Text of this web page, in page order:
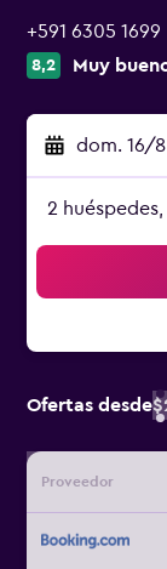
+591 6305 1699
8,2 Muy
dom. 16/8
2
Ofertas desde
Proveedor